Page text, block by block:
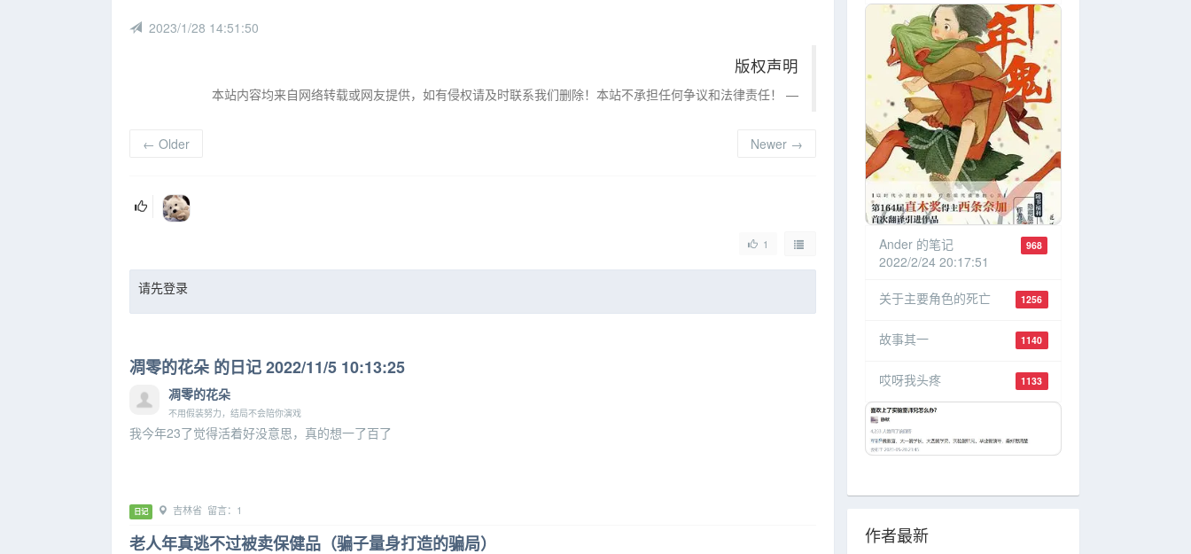
2023/1/28 14:51:50
版权声明
本站内容均来自网络转载或网友提供，如有侵权请及时联系我们删除！本站不承担任何争议和法律责任！
← Older Newer →
1
请先登录
凋零的花朵 的日记 2022/11/5 10:13:25
凋零的花朵
不用假装努力，结局不会陪你演戏
我今年23了觉得活着好没意思，真的想一了百了
日记 吉林省 留言：1
老人年真逃不过被卖保健品（骗子量身打造的骗局）
Ander 的笔记
2022/2/24 20:17:51
968
关于主要角色的死亡 1256
故事其一 1140
哎呀我头疼 1133
作者最新